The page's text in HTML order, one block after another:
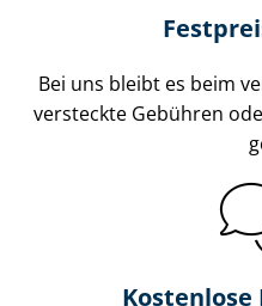
Bei uns bleibt es beim
versteckte Gebühren